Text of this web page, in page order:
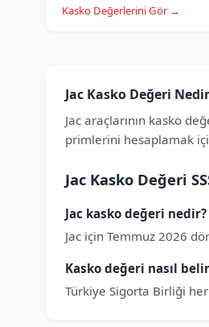
Kasko Değerlerini Gör →
Jac Kasko Değeri
Jac araçlarının kasko
primlerini hesaplamak
Jac Kasko Değeri
Jac kasko değeri nedir?
Jac için Temmuz 2026
Kasko değeri nasıl
Türkiye Sigorta Birliği